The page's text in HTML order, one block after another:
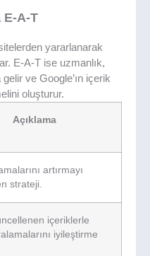
E-A-T
yararlanarak
E-A-T ise uzmanlık,
ve Google’ın içerik
oluşturur.
Açıklama
artırmayı
strateji.
içeriklerle
iyileştirme